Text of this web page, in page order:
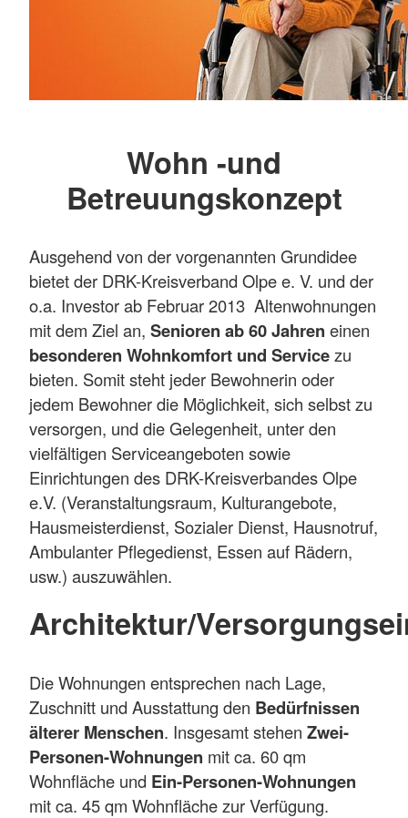
Wohn -und
Betreuungskonzept
Ausgehend von der vorgenannten Grundidee
bietet der DRK-Kreisverband Olpe e. V. und der
o.a. Investor ab Februar 2013 Altenwohnungen
mit dem Ziel an, Senioren ab 60 Jahren einen
besonderen Wohnkomfort und Servicezu
bieten. Somit steht jeder Bewohnerin oder
jedem Bewohner die Möglichkeit, sich selbst zu
versorgen, und die Gelegenheit, unter den
vielfältigen Serviceangeboten sowie
Einrichtungen des DRK-Kreisverbandes Olpe
e.V. (Veranstaltungsraum, Kulturangebote,
Hausmeisterdienst, Sozialer Dienst, Hausnotruf,
Ambulanter Pflegedienst, Essen auf Rädern,
usw.) auszuwählen.
Architektur/
Die Wohnungen entsprechen nach Lage,
Zuschnitt und Ausstattung den Bedürfnissen
älterer Menschen. Insgesamt stehen Zwei-
Personen-Wohnungen mit ca. 60 qm
Wohnfläche und Ein-Personen-Wohnungen
mit ca. 45 qm Wohnfläche zur Verfügung.